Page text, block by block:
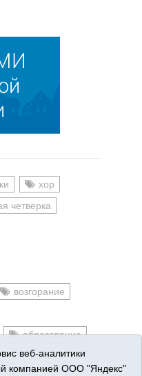
хор
четверка
возгорание
образование
веб-аналитики
компанией ООО "Яндекс"